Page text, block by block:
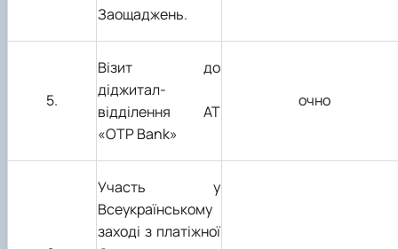
Заощаджень.
5.
Візит до
діджитал-
відділення АТ
«OTP Bank»
очно
Участь у
Всеукраїнському
заході з платіжної